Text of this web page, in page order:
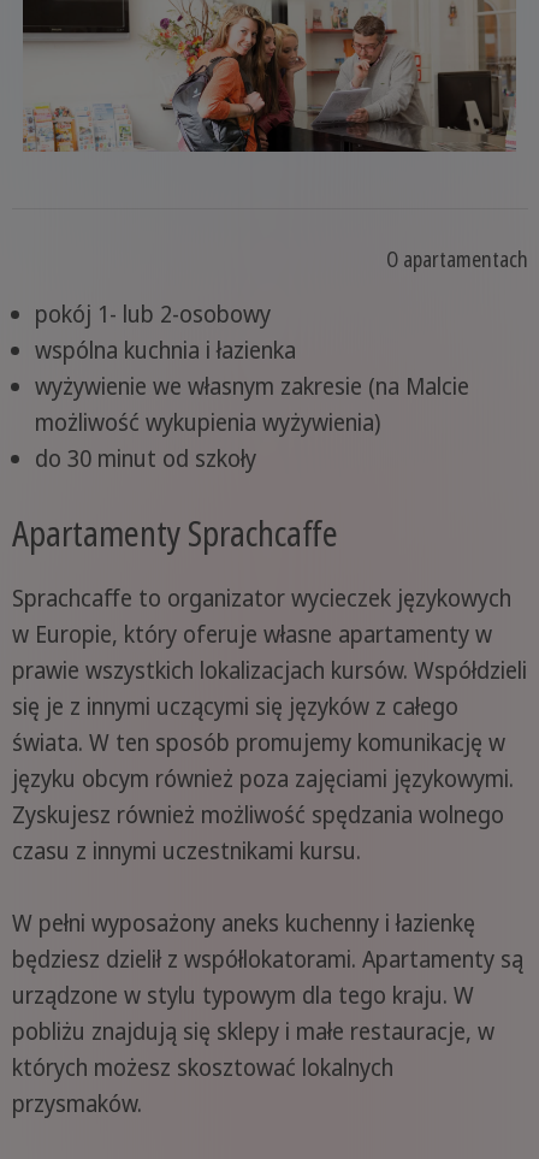
O apartamentach
pokój 1- lub 2-osobowy
wspólna kuchnia i łazienka
wyżywienie we własnym zakresie (na Malcie
możliwość wykupienia wyżywienia)
do 30 minut od szkoły
Apartamenty Sprachcaffe
Sprachcaffe to organizator wycieczek językowych
w Europie, który oferuje własne apartamenty w
prawie wszystkich lokalizacjach kursów. Współdzieli
się je z innymi uczącymi się języków z całego
świata. W ten sposób promujemy komunikację w
języku obcym również poza zajęciami językowymi.
Zyskujesz również możliwość spędzania wolnego
czasu z innymi uczestnikami kursu.
W pełni wyposażony aneks kuchenny i łazienkę
będziesz dzielił z współlokatorami. Apartamenty są
urządzone w stylu typowym dla tego kraju. W
pobliżu znajdują się sklepy i małe restauracje, w
których możesz skosztować lokalnych
przysmaków.